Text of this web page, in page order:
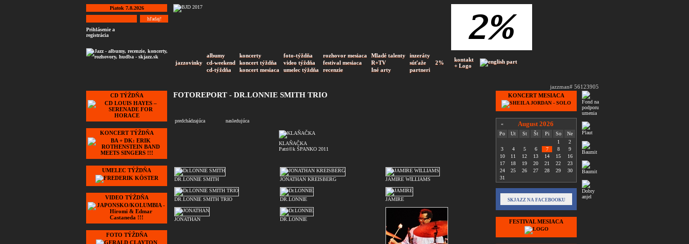
Piatok 7.8.2026
Prihlásenie a
registrácia
jazzovinky
albumy koncerty foto-týždňa rozhovor mesiaca Mladé talenty
inzeráty
2%
kontakt
+ Logo
cd-weekend koncert týždňa video týždňa festival mesiaca R+TV
súťaže
cd-týždňa
koncert mesiaca umelec týždňa recenzie Iné arty partneri
jazzman# 56123905
CD TÝŽDŇA
KONCERT TÝŽDŇA
UMELEC TÝŽDŇA
VIDEO TÝŽDŇA
FOTO TÝŽDŇA
FOTOREPORT - DR.LONNIE SMITH TRIO
predchádzajúca nasledujúca
KLAŇAČKA
Patri©k ŠPANKO 2011
DR.LONNIE SMITH JONATHAN KREISBERG JAMIRE WILLIAMS
DR.LONNIE SMITH TRIO DR.LONNIE JAMIRE
JONATHAN DR.LONNIE
KONCERT MESIACA
« August 2026
Po Ut St Št Pi So
Ne
1
2
3
4 5 6 7 8
9
10
11 12 13 14 15
16
17
18 19 20 21 22
23
24
25 26 27 28 29
30
31
SKJAZZ NA FACEBOOKU
FESTIVAL MESIACA